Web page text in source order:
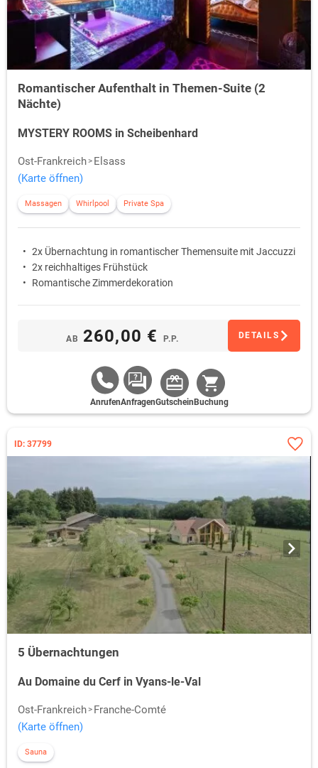
Romantischer Aufenthalt in Themen-Suite (2
Nächte)
MYSTERY ROOMS in Scheibenhard
Ost-Frankreich
Elsass
(Karte öffnen)
Massagen Whirlpool Private Spa
2x Übernachtung in romantischer Themensuite mit Jaccuzzi
2x reichhaltiges Frühstück
Romantische Zimmerdekoration
AB 260,00 € P.P. DETAILS
AnrufenAnfragenGutschein Buchung
ID: 37799
5 Übernachtungen
Au Domaine du Cerf in Vyans-le-Val
Ost-Frankreich
Franche-Comté
(Karte öffnen)
Sauna